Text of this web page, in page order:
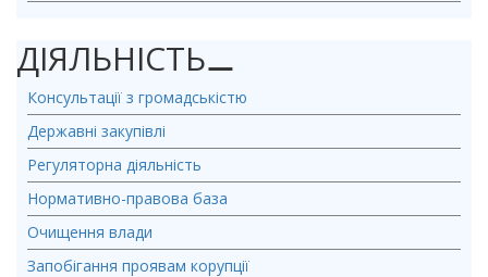
ДІЯЛЬНІСТЬ⚊
Консультації з громадськістю
Державні закупівлі
Регуляторна діяльність
Нормативно-правова база
Очищення влади
Запобігання проявам корупції